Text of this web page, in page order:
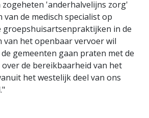
zogeheten 'anderhalvelijns zorg'
de medisch specialist op
groepshuisartsenpraktijken in de
van het openbaar vervoer wil
gemeenten gaan praten met de
over de bereikbaarheid van het
het westelijk deel van ons